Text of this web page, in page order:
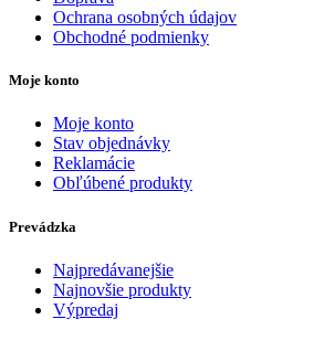
Ochrana osobných údajov
Obchodné podmienky
Moje konto
Moje konto
Stav objednávky
Reklamácie
Obľúbené produkty
Prevádzka
Najpredávanejšie
Najnovšie produkty
Výpredaj